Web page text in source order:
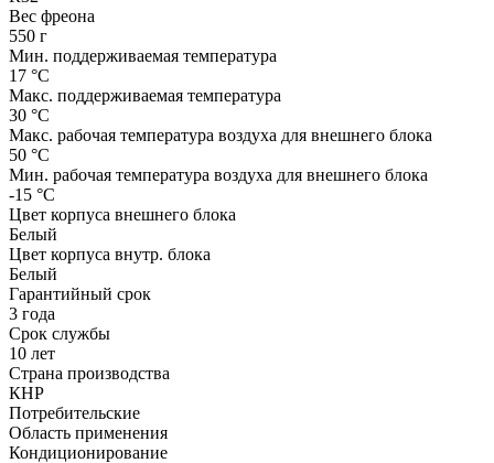
Вес фреона
550 г
Мин. поддерживаемая температура
17 °С
Макс. поддерживаемая температура
30 °С
Макс. рабочая температура воздуха для внешнего блока
50 °С
Мин. рабочая температура воздуха для внешнего блока
-15 °С
Цвет корпуса внешнего блока
Белый
Цвет корпуса внутр. блока
Белый
Гарантийный срок
3 года
Срок службы
10 лет
Страна производства
КНР
Потребительские
Область применения
Кондиционирование